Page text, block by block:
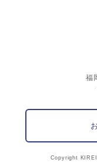
福
Copyright